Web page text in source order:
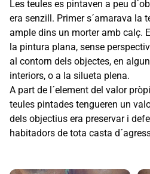
Les teules es pintaven a peu
era senzill. Primer s´amarava la
ample dins un morter amb calç.
la pintura plana, sense
al contorn dels objectes, en
interiors, o a la silueta plena.
A part de l´element del valor
teules pintades tengueren un
dels objectius era preservar i
habitadors de tota casta